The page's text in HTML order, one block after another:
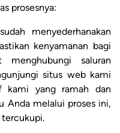
prosesnya:
menyederhanakan
kenyamanan bagi
saluran
situs web kami
kami yang ramah dan
Anda melalui proses ini,
tercukupi.